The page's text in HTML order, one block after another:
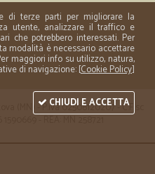
(MN) - P.iva 02508120207 - C.Fisc
- REA: MN 258721
di terze parti per migliorare la
utente, analizzare il traffico e
che potrebbero interessati. Per
modalità è necessario accettare
maggiori info su utilizzo, natura,
di navigazione: [Cookie Policy]
CHIUDI E ACCETTA